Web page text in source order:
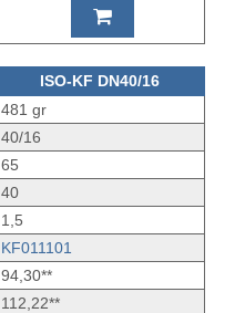
ISO-KF DN40/16
481 gr
40/16
65
40
1,5
KF011101
94,30**
112,22**